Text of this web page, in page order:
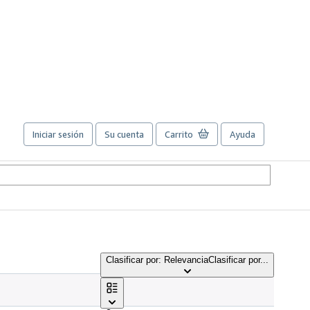
Iniciar sesión Su cuenta Carrito Ayuda
Clasificar por: RelevanciaClasificar por...